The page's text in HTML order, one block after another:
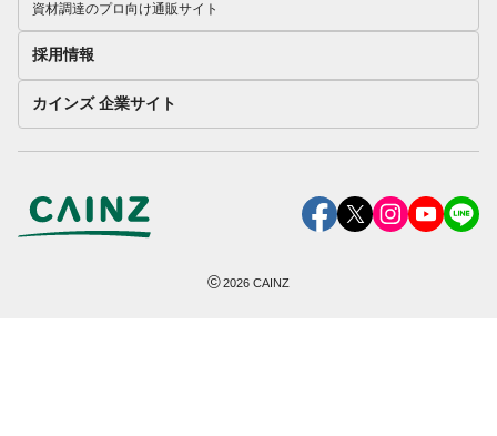
資材調達のプロ向け通販サイト
採用情報
カインズ 企業サイト
©2026 CAINZ